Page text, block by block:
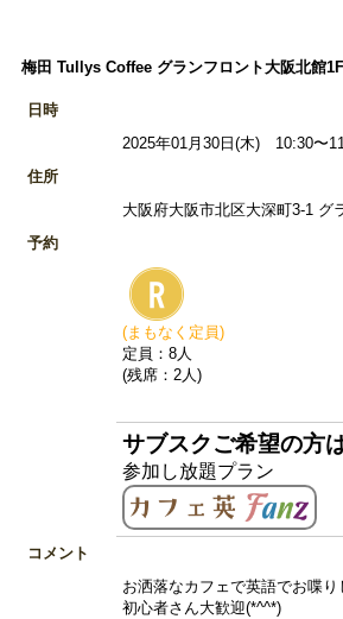
梅田 Tullys Coffee グランフロント大阪北館
日時
2025年01月30日(木) 10:30〜
住所
大阪府大阪市北区大深町3-1
予約
(まもなく定員)
定員：8人
(残席：2人)
サブスクご希望の方
参加し放題プラン
コメント
お洒落なカフェで英語でお喋り
初心者さん大歓迎(*^^*)